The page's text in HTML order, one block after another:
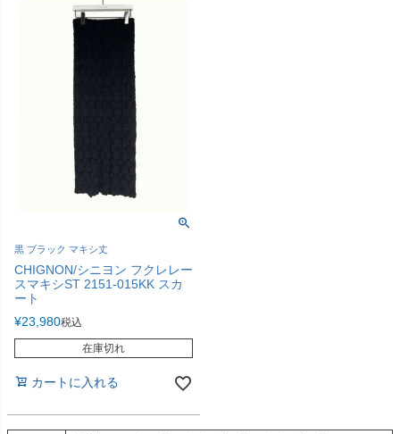
黒 ブラック マキシ丈
CHIGNON/シニヨン フクレレー
スマキシST 2151-015KK スカ
ート
¥23,980税込
在庫切れ
カートに入れる